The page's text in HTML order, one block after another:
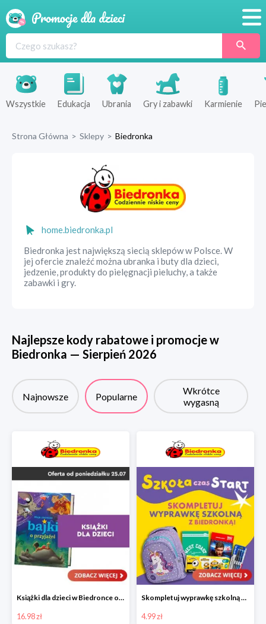
Produkty
Sklepy
Wszystkie Edukacja Ubrania Gry i zabawki Karmienie
Strona Główna > Sklepy > Biedronka
home.biedronka.pl
Biedronka jest największą siecią sklepów w Polsce. W
jej ofercie znaleźć można ubranka i buty dla dzieci,
jedzenie, produkty do pielęgnacji pieluchy, a także
zabawki i gry.
Najlepsze kody rabatowe i promocje w
Biedronka — Sierpień 2026
Najnowsze Popularne
Wkrótce
wygasną
Książki dla dzieci w Biedronce od 16,99 zł
16.98 zł
Skompletuj wyprawkę szkolną z Biedronką od 4,99 zł
4.99 zł